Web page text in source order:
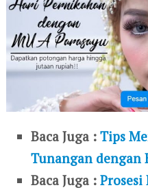
Baca Juga :Tips
Tunangan dengan
Baca Juga :Prosesi